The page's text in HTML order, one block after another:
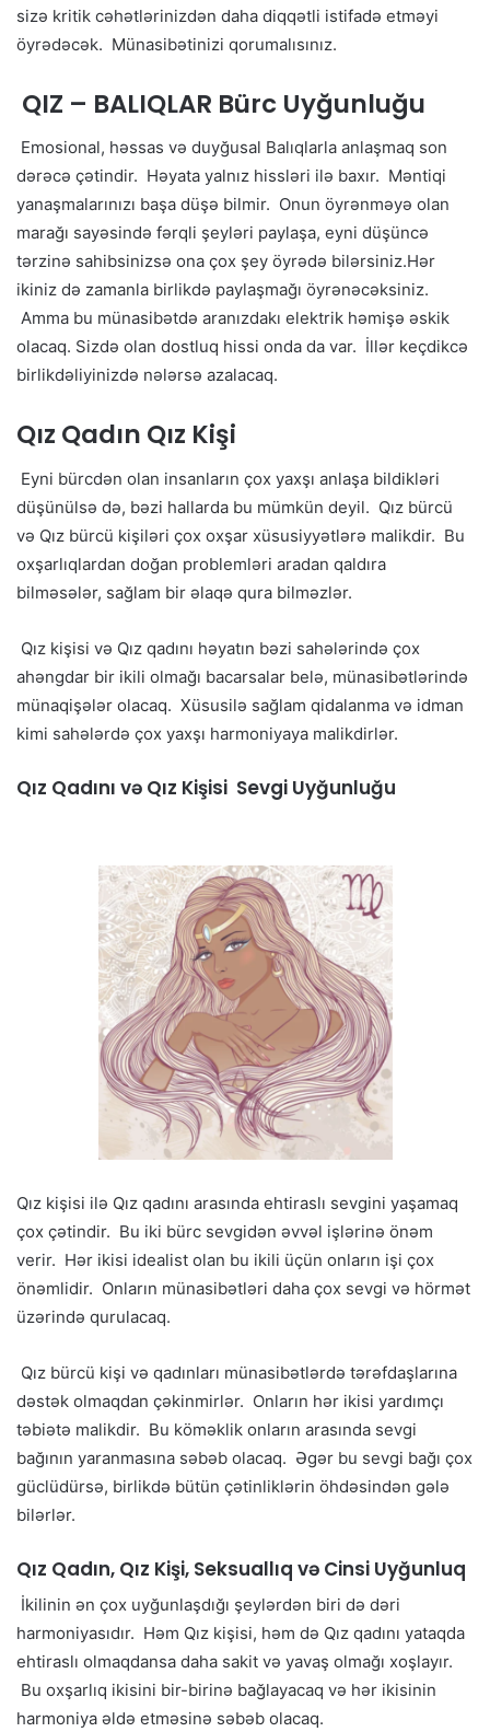
sizə kritik cəhətlərinizdən daha diqqətli istifadə etməyi
öyrədəcək. Münasibətinizi qorumalısınız.
QIZ – BALIQLAR Bürc Uyğunluğu
Emosional, həssas və duyğusal Balıqlarla anlaşmaq son
dərəcə çətindir. Həyata yalnız hissləri ilə baxır. Məntiqi
yanaşmalarınızı başa düşə bilmir. Onun öyrənməyə olan
marağı sayəsində fərqli şeyləri paylaşa, eyni düşüncə
tərzinə sahibsinizsə ona çox şey öyrədə bilərsiniz.Hər
ikiniz də zamanla birlikdə paylaşmağı öyrənəcəksiniz.
Amma bu münasibətdə aranızdakı elektrik həmişə əskik
olacaq. Sizdə olan dostluq hissi onda da var. İllər keçdikcə
birlikdəliyinizdə nələrsə azalacaq.
Qız Qadın Qız Kişi
Eyni bürcdən olan insanların çox yaxşı anlaşa bildikləri
düşünülsə də, bəzi hallarda bu mümkün deyil. Qız bürcü
və Qız bürcü kişiləri çox oxşar xüsusiyyətlərə malikdir. Bu
oxşarlıqlardan doğan problemləri aradan qaldıra
bilməsələr, sağlam bir əlaqə qura bilməzlər.
Qız kişisi və Qız qadını həyatın bəzi sahələrində çox
ahəngdar bir ikili olmağı bacarsalar belə, münasibətlərində
münaqişələr olacaq. Xüsusilə sağlam qidalanma və idman
kimi sahələrdə çox yaxşı harmoniyaya malikdirlər.
Qız Qadını və Qız Kişisi Sevgi Uyğunluğu
Qız kişisi ilə Qız qadını arasında ehtiraslı sevgini yaşamaq
çox çətindir. Bu iki bürc sevgidən əvvəl işlərinə önəm
verir. Hər ikisi idealist olan bu ikili üçün onların işi çox
önəmlidir. Onların münasibətləri daha çox sevgi və hörmət
üzərində qurulacaq.
Qız bürcü kişi və qadınları münasibətlərdə tərəfdaşlarına
dəstək olmaqdan çəkinmirlər. Onların hər ikisi yardımçı
təbiətə malikdir. Bu köməklik onların arasında sevgi
bağının yaranmasına səbəb olacaq. Əgər bu sevgi bağı çox
güclüdürsə, birlikdə bütün çətinliklərin öhdəsindən gələ
bilərlər.
Qız Qadın, Qız Kişi, Seksuallıq və Cinsi Uyğunluq
İkilinin ən çox uyğunlaşdığı şeylərdən biri də dəri
harmoniyasıdır. Həm Qız kişisi, həm də Qız qadını yataqda
ehtiraslı olmaqdansa daha sakit və yavaş olmağı xoşlayır.
Bu oxşarlıq ikisini bir-birinə bağlayacaq və hər ikisinin
harmoniya əldə etməsinə səbəb olacaq.